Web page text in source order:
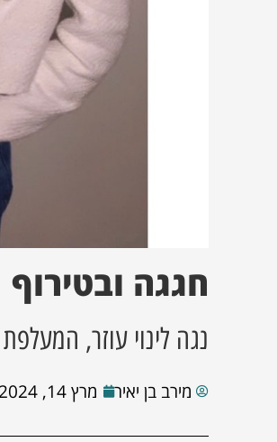
חגגה ובטירוף
נגה לינוי עוזר,
מירב בן יאיר מרץ 14, 2024